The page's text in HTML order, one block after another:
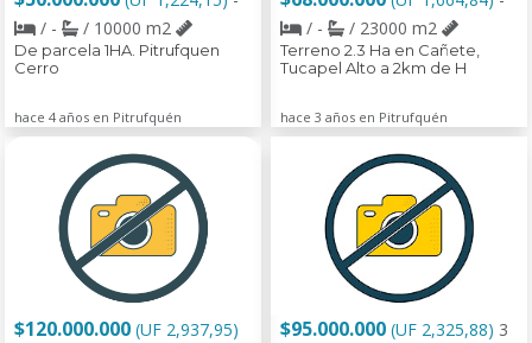
/ -
/ 10000 m2
De parcela 1HA. Pitrufquen
Cerro
hace 4 años en Pitrufquén
/ -
/ 23000 m2
Terreno 2.3 Ha en Cañete,
Tucapel Alto a 2km de H
hace 3 años en Pitrufquén
$120.000.000 (UF 2,937,95)
$95.000.000 (UF 2,325,88) 3